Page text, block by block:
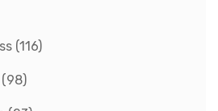
(116)
(98)